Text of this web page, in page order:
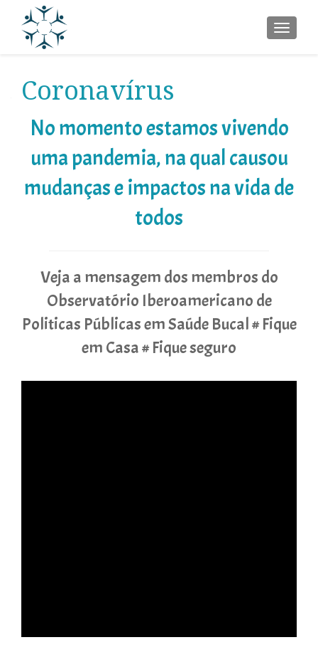
Coronavírus
No momento estamos vivendo
uma pandemia, na qual causou
mudanças e impactos na vida de
todos
Veja a mensagem dos membros do
Observatório Iberoamericano de
Politicas Públicas em Saúde Bucal # Fique
em Casa # Fique seguro